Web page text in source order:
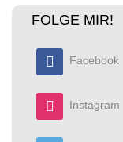
FOLGE MIR!
Facebook
Instagram